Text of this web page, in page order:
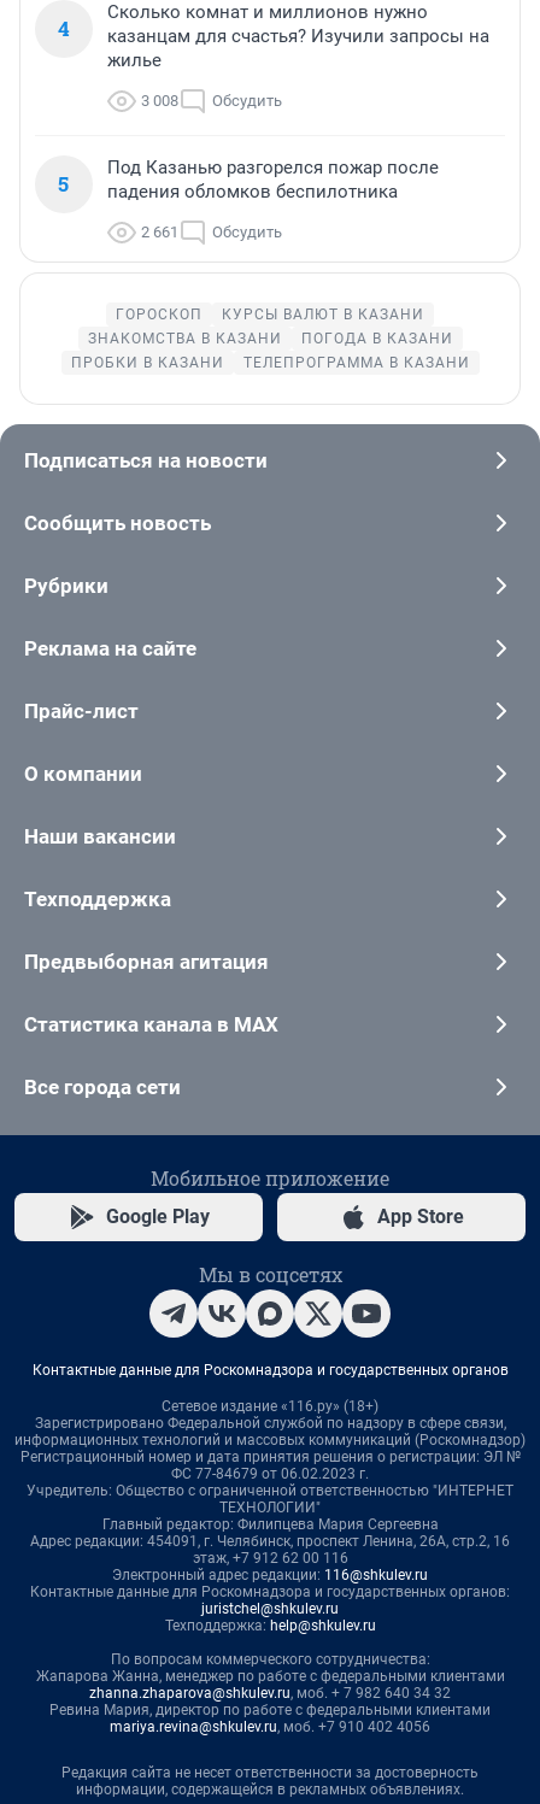
4
Сколько комнат и миллионов нужно
казанцам для счастья? Изучили запросы на
жилье
3 008 Обсудить
5
Под Казанью разгорелся пожар после
падения обломков беспилотника
2 661 Обсудить
ГОРОСКОП
КУРСЫ ВАЛЮТ В КАЗАНИ
ЗНАКОМСТВА В КАЗАНИ
ПОГОДА В КАЗАНИ
ПРОБКИ В КАЗАНИ
ТЕЛЕПРОГРАММА В КАЗАНИ
Подписаться на новости
Сообщить новость
Рубрики
Реклама на сайте
Прайс-лист
О компании
Наши вакансии
Техподдержка
Предвыборная агитация
Статистика канала в MAX
Все города сети
Мобильное приложение
Google Play App Store
Мы в соцсетях
Контактные данные для Роскомнадзора и государственных органов
Сетевое издание «116.ру» (18+)
Зарегистрировано Федеральной службой по надзору в сфере связи,
информационных технологий и массовых коммуникаций (Роскомнадзор)
Регистрационный номер и дата принятия решения о регистрации: ЭЛ №
ФС 77-84679 от 06.02.2023 г.
Учредитель: Общество с ограниченной ответственностью "ИНТЕРНЕТ
ТЕХНОЛОГИИ"
Главный редактор: Филипцева Мария Сергеевна
Адрес редакции: 454091, г. Челябинск, проспект Ленина, 26А, стр.2, 16
этаж, +7 912 62 00 116
Электронный адрес редакции: 116@shkulev.ru
Контактные данные для Роскомнадзора и государственных органов:
juristchel@shkulev.ru
Техподдержка: help@shkulev.ru
По вопросам коммерческого сотрудничества:
Жапарова Жанна, менеджер по работе с федеральными клиентами
zhanna.zhaparova@shkulev.ru, моб. + 7 982 640 34 32
Ревина Мария, директор по работе с федеральными клиентами
mariya.revina@shkulev.ru, моб. +7 910 402 4056
Редакция сайта не несет ответственности за достоверность
информации, содержащейся в рекламных объявлениях.